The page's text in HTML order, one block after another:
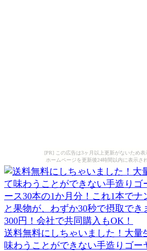
[PR] この広告は3ヶ月以上更新がないため表
ホームページを更新後24時間以内に表示さ
送料無料にしちゃいました！大量
味わうことができない手造りゴー